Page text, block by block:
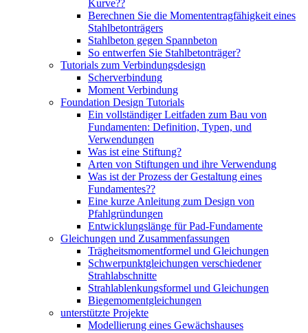
Kurve??
Berechnen Sie die Momententragfähigkeit eines
Stahlbetonträgers
Stahlbeton gegen Spannbeton
So entwerfen Sie Stahlbetonträger?
Tutorials zum Verbindungsdesign
Scherverbindung
Moment Verbindung
Foundation Design Tutorials
Ein vollständiger Leitfaden zum Bau von
Fundamenten: Definition, Typen, und
Verwendungen
Was ist eine Stiftung?
Arten von Stiftungen und ihre Verwendung
Was ist der Prozess der Gestaltung eines
Fundamentes??
Eine kurze Anleitung zum Design von
Pfahlgründungen
Entwicklungslänge für Pad-Fundamente
Gleichungen und Zusammenfassungen
Trägheitsmomentformel und Gleichungen
Schwerpunktgleichungen verschiedener
Strahlabschnitte
Strahlablenkungsformel und Gleichungen
Biegemomentgleichungen
unterstützte Projekte
Modellierung eines Gewächshauses